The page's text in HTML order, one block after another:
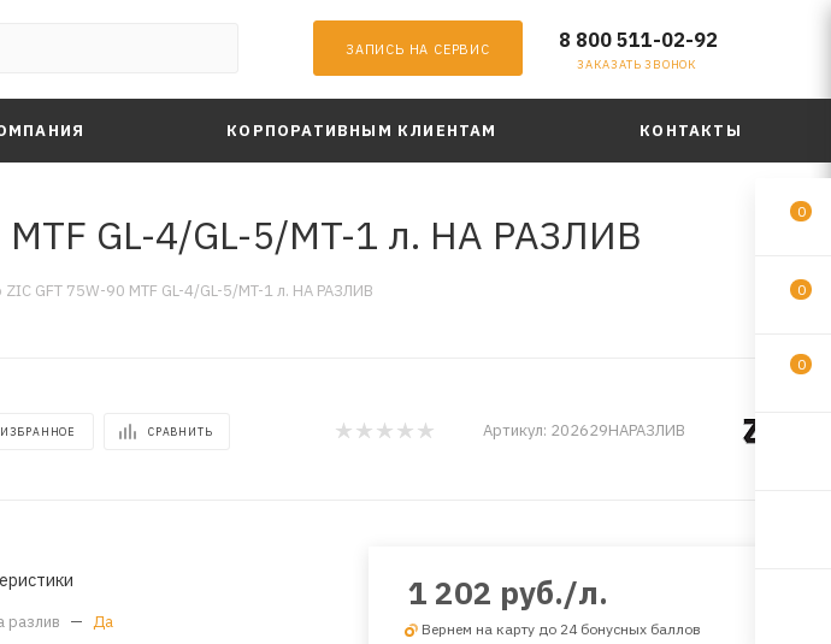
ЗАПИСЬ НА СЕРВИС 8 800 511-02-92
ЗАКАЗАТЬ ЗВОНОК
КОРПОРАТИВНЫМ КЛИЕНТАМ КОНТАКТЫ
GL-4/GL-5/MT-1 л. НА РАЗЛИВ
GFT 75W-90 MTF GL-4/GL-5/MT-1 л. НА РАЗЛИВ
СРАВНИТЬ Артикул: 202629НАРАЗЛИВ
разлив — Да
1 202 руб./л.
Вернем на карту до 24 бонусных баллов
0
0
0